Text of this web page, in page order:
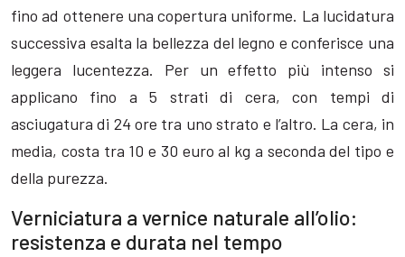
fino ad ottenere una copertura uniforme. La lucidatura
successiva esalta la bellezza del legno e conferisce una
leggera lucentezza. Per un effetto più intenso si
applicano fino a 5 strati di cera, con tempi di
asciugatura di 24 ore tra uno strato e l’altro. La cera, in
media, costa tra 10 e 30 euro al kg a seconda del tipo e
della purezza.
Verniciatura a vernice naturale all’olio:
resistenza e durata nel tempo